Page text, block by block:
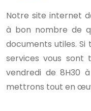
Notre site internet
à bon nombre de
documents utiles.
services vous sont
vendredi de 8H30
mettrons tout en